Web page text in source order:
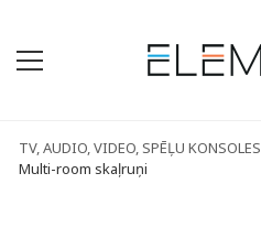
TV, AUDIO, VIDEO, SPĒĻU KONSOLES
Multi-room skaļruņi